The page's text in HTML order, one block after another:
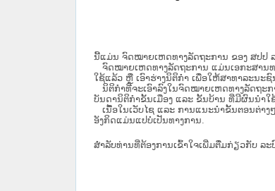
ນີ້ແມ່ນ ຈົດໝາຍເຫດທາງລັດຖະການ ຂອງ ສປປ
ຈົດໝາຍເຫດທາງລັດຖະການ ແມ່ນ​ເອ​ກະ​ສານ​ທ
ໃຊ້ແລ້ວ ຫຼື ເອົາຮ່າງນິຕິກໍາ ເພື່ອໃຫ້​ສາ​ທາ​ລະ​ນະ​
ນິ​ຕິ​ກຳ​ທີ່​ຈະ​ເອົາ​ລົງ​ໃນ​ຈົດ​ໝາຍ​ເຫດ​ທາງ​ລັດ​ຖະ​
ບັນ​ດານິ​ຕິ​ກຳ​ຂັ້ນ​ເມືອງ ແລະ ຂັ້ນ​ບ້ານ ​ທີ່​ມີ​ຜົນ​ນຳ​ໃ
ເນື້ອໃນ​ເວັບ​ໄຊ​ ແລະ ການແນະນໍາຂັ້ນຕອນຕ່າ
ອັງກິດແມ່ນແປບໍ່ເປັນທາງການ.
ສໍາລັບທ່ານທີ່ຕ້ອງການເຂົ້າໃຈເພີ່ມຕື່ມກ່ຽວກັບ ລະ